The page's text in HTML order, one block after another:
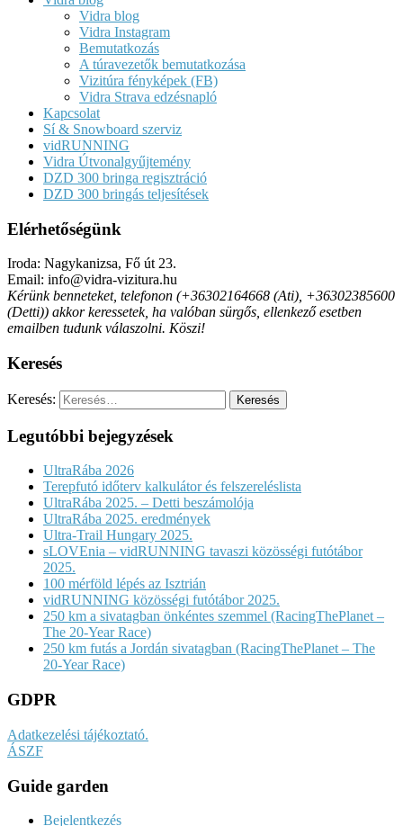
Vidra blog
Vidra Instagram
Bemutatkozás
A túravezetők bemutatkozása
Vizitúra fényképek (FB)
Vidra Strava edzésnapló
Kapcsolat
Sí & Snowboard szerviz
vidRUNNING
Vidra Útvonalgyűjtemény
DZD 300 bringa regisztráció
DZD 300 bringás teljesítések
Elérhetőségünk
Iroda: Nagykanizsa, Fő út 23.
Email: info@vidra-vizitura.hu
Kérünk benneteket, telefonon (+36302164668 (Ati), +36302385600
(Detti)) akkor keressetek, ha valóban sürgős, ellenkező esetben
emailben tudunk válaszolni. Köszi!
Keresés
Keresés:
Legutóbbi bejegyzések
UltraRába 2026
Terepfutó időterv kalkulátor és felszereléslista
UltraRába 2025. – Detti beszámolója
UltraRába 2025. eredmények
Ultra-Trail Hungary 2025.
sLOVEnia – vidRUNNING tavaszi közösségi futótábor
2025.
100 mérföld lépés az Isztrián
vidRUNNING közösségi futótábor 2025.
250 km a sivatagban önkéntes szemmel (RacingThePlanet –
The 20-Year Race)
250 km futás a Jordán sivatagban (RacingThePlanet – The
20-Year Race)
GDPR
Adatkezelési tájékoztató.
ÁSZF
Guide garden
Bejelentkezés